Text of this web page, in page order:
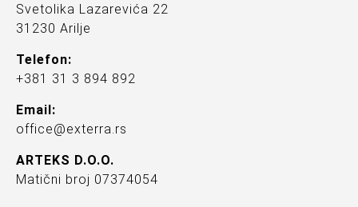
Svetolika Lazarevića 22
31230 Arilje
Telefon:
+381 31 3 894 892
Email:
office@exterra.rs
ARTEKS D.O.O.
Matični broj 07374054